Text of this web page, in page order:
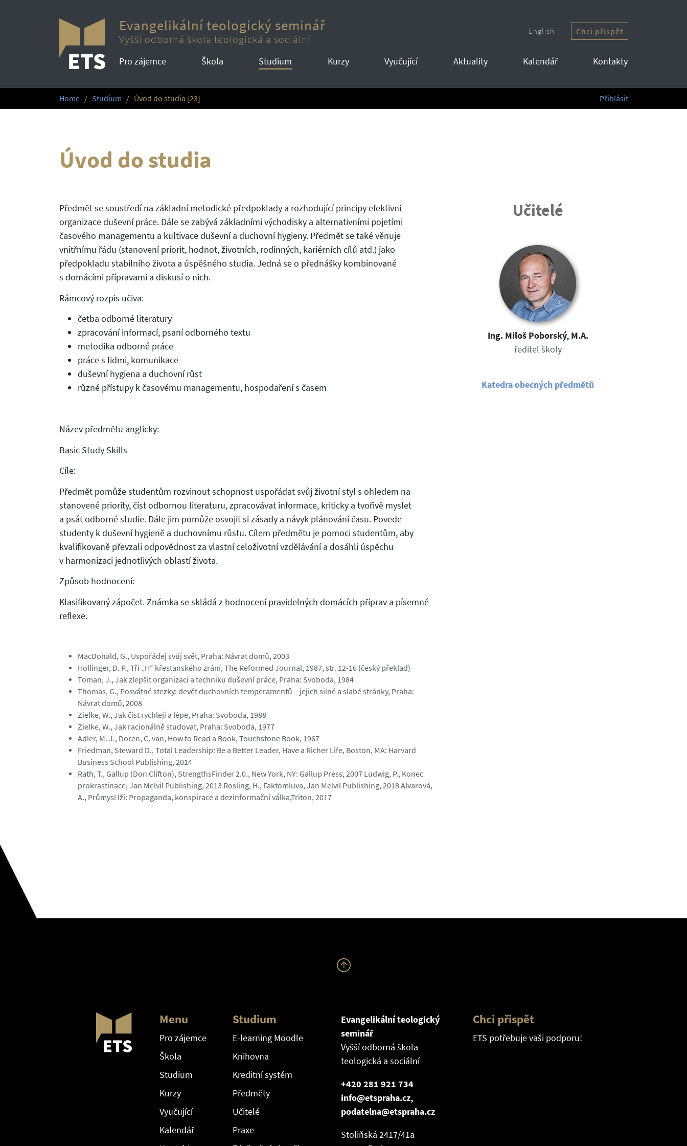
Evangelikální teologický seminář
Vyšší odborná škola teologická a sociální
English Chci přispět
Pro zájemce Škola Studium Kurzy Vyučující Aktuality Kalendář Kontakty
Home Studium Úvod do studia [23] Přihlásit
Úvod do studia
Předmět se soustředí na základní metodické předpoklady a rozhodující principy efektivní
organizace duševní práce. Dále se zabývá základními východisky a alternativními pojetími
časového managementu a kultivace duševní a duchovní hygieny. Předmět se také věnuje
vnitřnímu řádu (stanovení priorit, hodnot, životních, rodinných, kariérních cílů atd.) jako
předpokladu stabilního života a úspěšného studia. Jedná se o přednášky kombinované
s domácími přípravami a diskusí o nich.
Rámcový rozpis učiva:
četba odborné literatury
zpracování informací, psaní odborného textu
metodika odborné práce
práce s lidmi, komunikace
duševní hygiena a duchovní růst
různé přístupy k časovému managementu, hospodaření s časem
Název předmětu anglicky:
Basic Study Skills
Cíle:
Předmět pomůže studentům rozvinout schopnost uspořádat svůj životní styl s ohledem na
stanovené priority, číst odbornou literaturu, zpracovávat informace, kriticky a tvořivě myslet
a psát odborné studie. Dále jim pomůže osvojit si zásady a návyk plánování času. Povede
studenty k duševní hygieně a duchovnímu růstu. Cílem předmětu je pomoci studentům, aby
kvalifikovaně převzali odpovědnost za vlastní celoživotní vzdělávání a dosáhli úspěchu
v harmonizaci jednotlivých oblastí života.
Způsob hodnocení:
Klasifikovaný zápočet. Známka se skládá z hodnocení pravidelných domácích příprav a písemné
reflexe.
MacDonald, G., Uspořádej svůj svět, Praha: Návrat domů, 2003
Hollinger, D. P., Tři „H“ křesťanského zrání, The Reformed Journal, 1987, str. 12-16 (český překlad)
Toman, J., Jak zlepšit organizaci a techniku duševní práce, Praha: Svoboda, 1984
Thomas, G., Posvátné stezky: devět duchovních temperamentů – jejich silné a slabé stránky, Praha:
Návrat domů, 2008
Zielke, W., Jak číst rychleji a lépe, Praha: Svoboda, 1988
Zielke, W., Jak racionálně studovat, Praha: Svoboda, 1977
Adler, M. J., Doren, C. van, How to Read a Book, Touchstone Book, 1967
Friedman, Steward D., Total Leadership: Be a Better Leader, Have a Richer Life, Boston, MA: Harvard
Business School Publishing, 2014
Rath, T., Gallup (Don Clifton), StrengthsFinder 2.0., New York, NY: Gallup Press, 2007 Ludwig, P., Konec
prokrastinace, Jan Melvil Publishing, 2013 Rosling, H., Faktomluva, Jan Melvil Publishing, 2018 Alvarová,
A., Průmysl lži: Propaganda, konspirace a dezinformační válka,Triton, 2017
Učitelé
Ing. Miloš Poborský, M.A.
ředitel školy
Katedra obecných předmětů
Menu
Pro zájemce
Škola
Studium
Kurzy
Vyučující
Kalendář
Studium
E-learning Moodle
Knihovna
Kreditní systém
Předměty
Učitelé
Praxe
Evangelikální teologický
seminář
Vyšší odborná škola
teologická a sociální
+420 281 921 734
info@etspraha.cz,
podatelna@etspraha.cz
Stoliňská 2417/41a
Chci přispět
ETS potřebuje vaši podporu!